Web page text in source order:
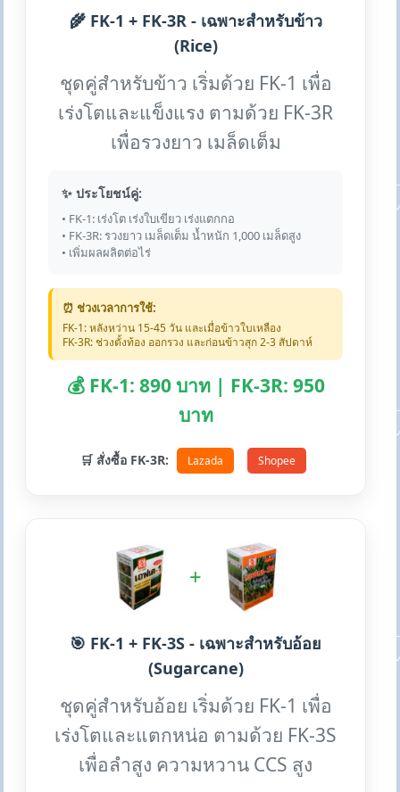
🌾 FK-1 + FK-3R - เฉพาะสำหรับข้าว
(Rice)
ชุดคู่สำหรับข้าว เริ่มด้วย FK-1 เพื่อ
เร่งโตและแข็งแรง ตามด้วย FK-3R
เพื่อรวงยาว เมล็ดเต็ม
✨ ประโยชน์คู่:
• FK-1: เร่งโต เร่งใบเขียว เร่งแตกกอ
• FK-3R: รวงยาว เมล็ดเต็ม น้ำหนัก 1,000 เมล็ดสูง
• เพิ่มผลผลิตต่อไร่
⏰ ช่วงเวลาการใช้:
FK-1: หลังหว่าน 15-45 วัน และเมื่อข้าวใบเหลือง
FK-3R: ช่วงตั้งท้อง ออกรวง และก่อนข้าวสุก 2-3 สัปดาห์
💰 FK-1: 890 บาท | FK-3R: 950
บาท
🛒 สั่งซื้อ FK-3R: Lazada Shopee
+
🎯 FK-1 + FK-3S - เฉพาะสำหรับอ้อย
(Sugarcane)
ชุดคู่สำหรับอ้อย เริ่มด้วย FK-1 เพื่อ
เร่งโตและแตกหน่อ ตามด้วย FK-3S
เพื่อลำสูง ความหวาน CCS สูง